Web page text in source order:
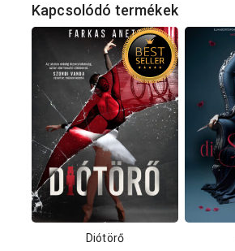
Kapcsolódó termékek
Diótörő